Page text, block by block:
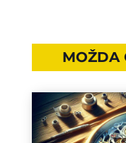
MOŽDA